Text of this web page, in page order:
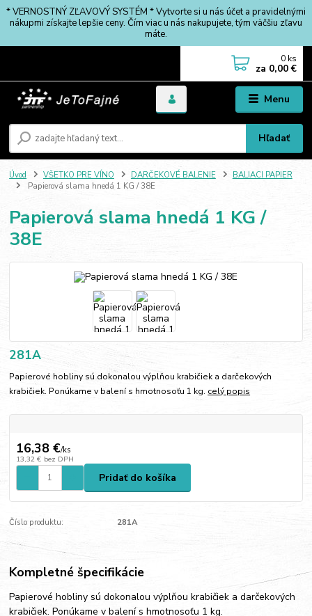
* VERNOSTNÝ ZĽAVOVÝ SYSTÉM * Vytvorte si u nás účet a pravidelnými
nákupmi získajte lepšie ceny. Čím viac u nás nakupujete, tým väčšiu zľavu
máte.
Menu
Hľadať
0 ks
za 0,00 €
Úvod VŠETKO PRE VÍNO DARČEKOVÉ BALENIE
BALIACI PAPIER
Papierová slama hnedá 1 KG / 38E
Papierová slama hnedá 1 KG /
38E
281A
Papierové hobliny sú dokonalou výplňou krabičiek a darčekových
krabičiek. Ponúkame v balení s hmotnosoťu 1 kg. celý popis
16,38 €/ks
13,32 € bez DPH
Pridať do košíka
Číslo produktu: 281A
Kompletné špecifikácie
Papierové hobliny sú dokonalou výplňou krabičiek a darčekových
krabičiek. Ponúkame v balení s hmotnosoťu 1 kg.